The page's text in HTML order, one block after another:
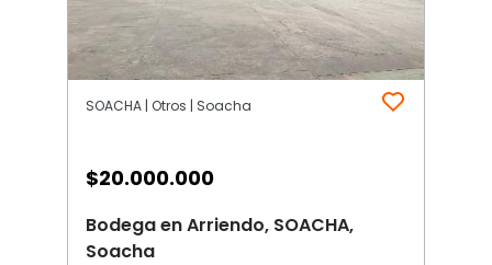
SOACHA | Otros | Soacha
$20.000.000
Bodega en Arriendo, SOACHA,
Soacha